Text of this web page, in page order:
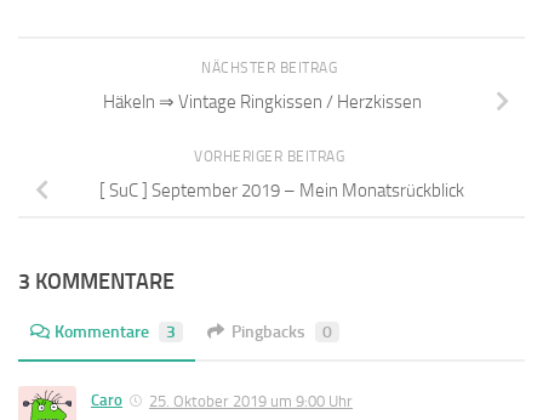
NÄCHSTER BEITRAG
Häkeln ⇒ Vintage Ringkissen / Herzkissen
VORHERIGER BEITRAG
[ SuC ] September 2019 – Mein Monatsrückblick
3 KOMMENTARE
Kommentare 3 Pingbacks 0
Caro
25. Oktober 2019 um 9:00 Uhr